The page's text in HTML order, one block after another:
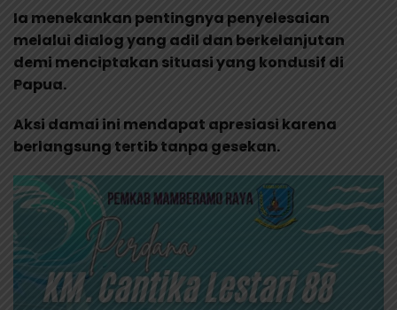
Ia menekankan pentingnya penyelesaian
melalui dialog yang adil dan berkelanjutan
demi menciptakan situasi yang kondusif di
Papua.
Aksi damai ini mendapat apresiasi karena
berlangsung tertib tanpa gesekan.